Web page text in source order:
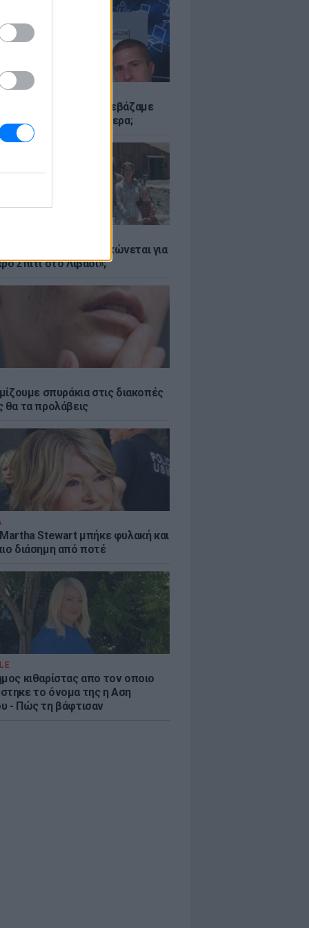
το Napster που κατεβάζαμε
- Πού βρίσκονται σήμερα;
Γιατί η Αμερική τσακώνεται για
Σπίτι στο Λιβάδι»;
σπυράκια στις διακοπές
θα τα προλάβεις
Stewart μπήκε φυλακή και
διάσημη από ποτέ
κιθαρίστας απο τον οποιο
το όνομα της η Αση
- Πώς τη βάφτισαν